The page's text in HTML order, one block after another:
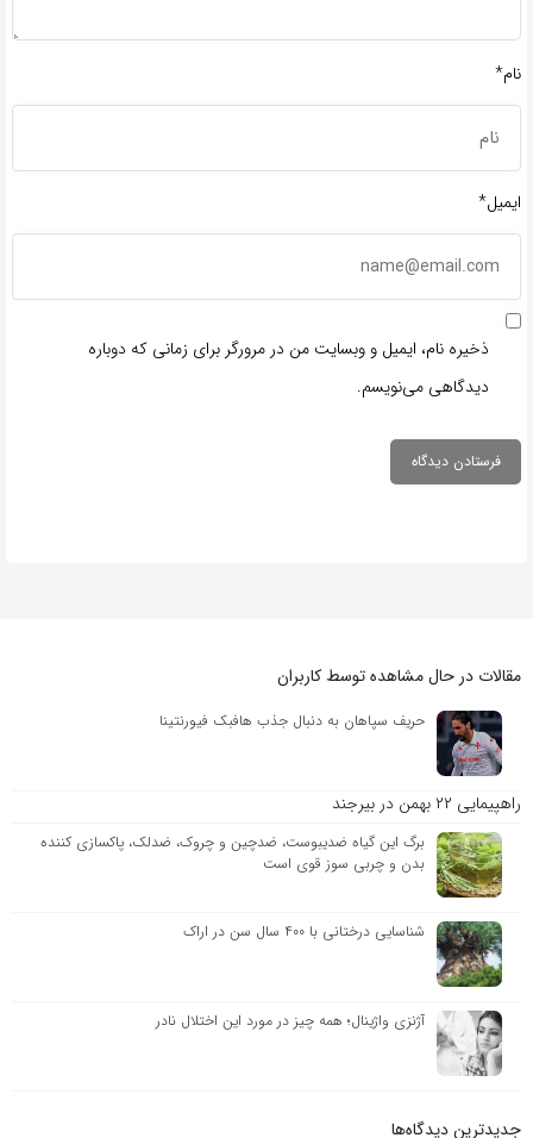
نام*
ایمیل*
ذخیره نام، ایمیل و وبسایت من در مرورگر برای زمانی که دوباره
دیدگاهی می‌نویسم.
مقالات در حال مشاهده توسط کاربران
حریف سپاهان به دنبال جذب هافبک فیورنتینا
راهپیمایی ۲۲ بهمن در بیرجند
برگ این گیاه ضدیبوست، ضدچین و چروک، ضدلک، پاکسازی کننده
بدن و چربی سوز قوی است
شناسایی درختانی با ۴۰۰ سال سن در اراک
آژنزی واژینال؛ همه چیز در مورد این اختلال نادر
جدیدترین دیدگاه‌‌ها